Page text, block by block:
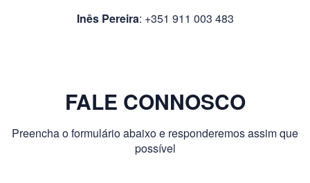
Inês Pereira: +351 911 003 483
FALE CONNOSCO
Preencha o formulário abaixo e responderemos assim que
possível